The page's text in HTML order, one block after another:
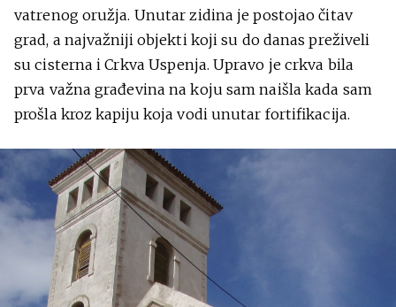
vatrenog oružja. Unutar zidina je postojao čitav
grad, a najvažniji objekti koji su do danas preživeli
su cisterna i Crkva Uspenja. Upravo je crkva bila
prva važna građevina na koju sam naišla kada sam
prošla kroz kapiju koja vodi unutar fortifikacija.